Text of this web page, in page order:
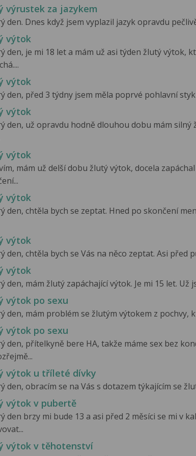
výrustek za jazykem
den. Dnes když jsem vyplazil jazyk opravdu
výtok
den, je mi 18 let a mám už asi týden žlutý výtok,
výtok
den, před 3 týdny jsem měla poprvé pohlavní styk
výtok
den, už opravdu hodně dlouhou dobu mám silný
výtok
mám už delší dobu žlutý výtok, docela
výtok
den, chtěla bych se zeptat. Hned po skončení
výtok
den, chtěla bych se Vás na něco zeptat. Asi před
výtok
den, mám žlutý zapáchající výtok. Je mi 15 let. Už
výtok po sexu
den, mám problém se žlutým výtokem z pochvy,
výtok po sexu
den, přítelkyně bere HA, takže máme sex bez
výtok u tříleté dívky
den, obracím se na Vás s dotazem týkajícím se
výtok v pubertě
den brzy mi bude 13 a asi před 2 měsíci se mi v
výtok v těhotenství